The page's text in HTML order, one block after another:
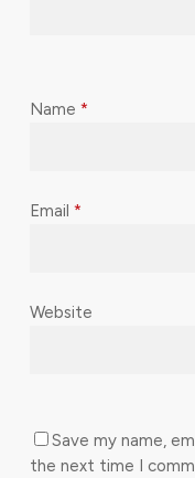
Name *
Email *
Website
Save my name,
the next time I